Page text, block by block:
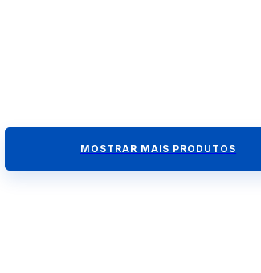
MOSTRAR MAIS PRODUTOS